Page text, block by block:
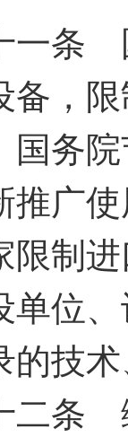
条 国
备，
国务
推广
进
、
的技
条 编